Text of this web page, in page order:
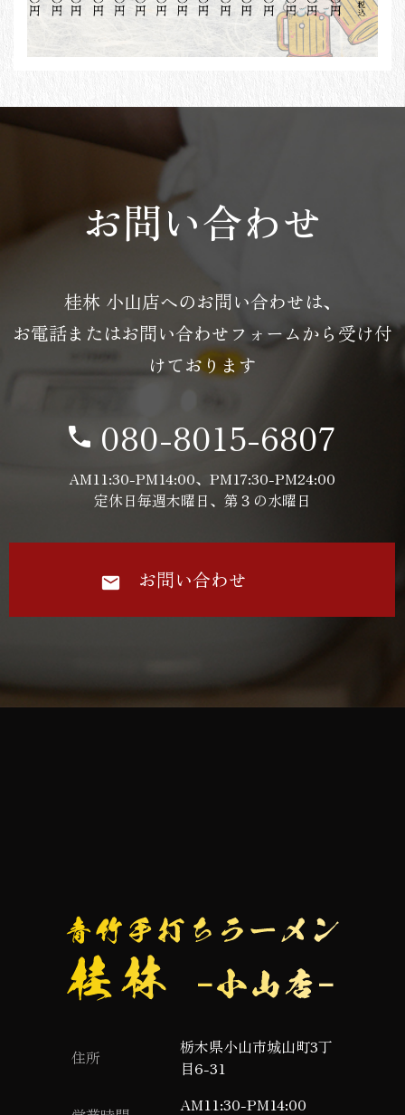
お問い合わせ
桂林 小山店へのお問い合わせは、
お電話またはお問い合わせフォームから受け付
けております
080-8015-6807
AM11:30-PM14:00、PM17:30-PM24:00
定休日毎週木曜日、第３の水曜日
お問い合わせ
住所
栃木県小山市城山町3丁
目6-31
AM11:30-PM14:00